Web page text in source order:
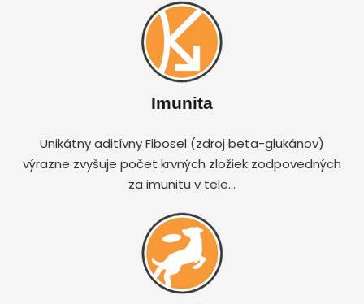
Imunita
Unikátny aditívny Fibosel (zdroj beta-glukánov)
výrazne zvyšuje počet krvných zložiek zodpovedných
za imunitu v tele…